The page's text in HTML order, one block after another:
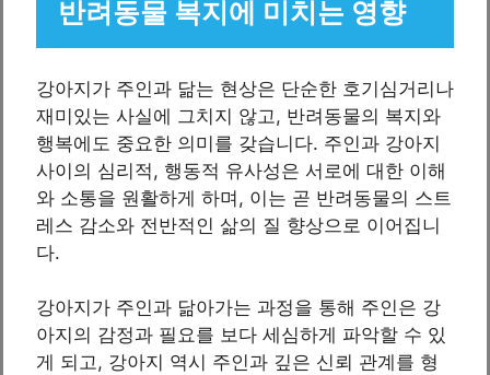
반려동물 복지에 미치는 영향
강아지가 주인과 닮는 현상은 단순한 호기심거리나
재미있는 사실에 그치지 않고, 반려동물의 복지와
행복에도 중요한 의미를 갖습니다. 주인과 강아지
사이의 심리적, 행동적 유사성은 서로에 대한 이해
와 소통을 원활하게 하며, 이는 곧 반려동물의 스트
레스 감소와 전반적인 삶의 질 향상으로 이어집니
다.
강아지가 주인과 닮아가는 과정을 통해 주인은 강
아지의 감정과 필요를 보다 세심하게 파악할 수 있
게 되고, 강아지 역시 주인과 깊은 신뢰 관계를 형